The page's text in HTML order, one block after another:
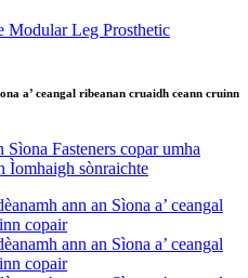
Modular Leg Prosthetic
a’ ceangal ribeanan cruaidh ceann cruinn